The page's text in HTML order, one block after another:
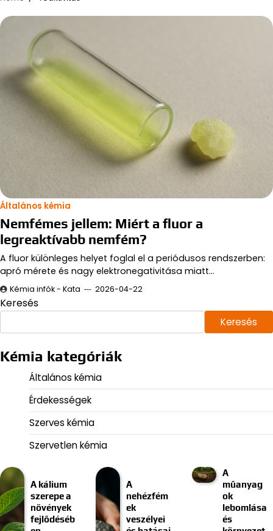
Általános kémia
Nemfémes jellem: Miért a fluor a
legreaktívabb nemfém?
A fluor különleges helyet foglal el a periódusos rendszerben:
apró mérete és nagy elektronegativitása miatt…
Kémia infók - Kata 2026-04-22
Keresés
Keresés
Kémia kategóriák
Általános kémia
Érdekességek
Szerves kémia
Szervetlen kémia
A kálium
szerepe a
növények
fejlődéséb
A
nehézfém
ek
veszélyei
A
műanyag
ok
lebomlása
és